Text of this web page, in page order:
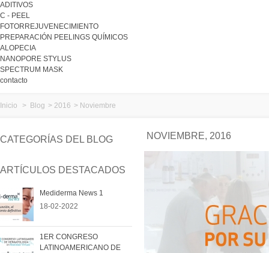
ADITIVOS
C - PEEL
FOTORREJUVENECIMIENTO
PREPARACIÓN PEELINGS QUÍMICOS
ALOPECIA
NANOPORE STYLUS
SPECTRUM MASK
contacto
Inicio > Blog > 2016 > Noviembre
CATEGORÍAS DEL BLOG
ARTÍCULOS DESTACADOS
Mediderma News 1
18-02-2022
1ER CONGRESO
LATINOAMERICANO DE
NOVIEMBRE, 2016